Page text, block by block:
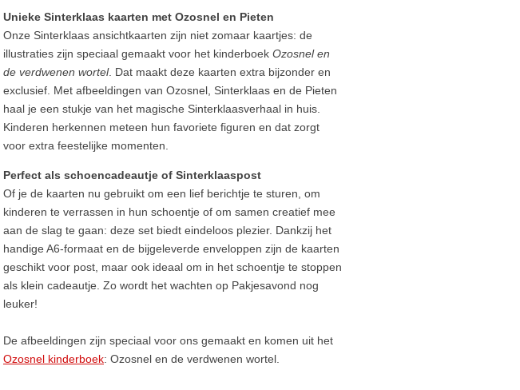
Unieke Sinterklaas kaarten met Ozosnel en Pieten
Onze Sinterklaas ansichtkaarten zijn niet zomaar kaartjes: de
illustraties zijn speciaal gemaakt voor het kinderboek Ozosnel en
de verdwenen wortel. Dat maakt deze kaarten extra bijzonder en
exclusief. Met afbeeldingen van Ozosnel, Sinterklaas en de Pieten
haal je een stukje van het magische Sinterklaasverhaal in huis.
Kinderen herkennen meteen hun favoriete figuren en dat zorgt
voor extra feestelijke momenten.
Perfect als schoencadeautje of Sinterklaaspost
Of je de kaarten nu gebruikt om een lief berichtje te sturen, om
kinderen te verrassen in hun schoentje of om samen creatief mee
aan de slag te gaan: deze set biedt eindeloos plezier. Dankzij het
handige A6-formaat en de bijgeleverde enveloppen zijn de kaarten
geschikt voor post, maar ook ideaal om in het schoentje te stoppen
als klein cadeautje. Zo wordt het wachten op Pakjesavond nog
leuker!
De afbeeldingen zijn speciaal voor ons gemaakt en komen uit het
Ozosnel kinderboek: Ozosnel en de verdwenen wortel.